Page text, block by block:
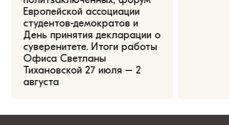
Европейской ассоциации
студентов-демократов и
День принятия декларации о
суверенитете. Итоги работы
Офиса Светланы
Тихановской 27 июля – 2
августа